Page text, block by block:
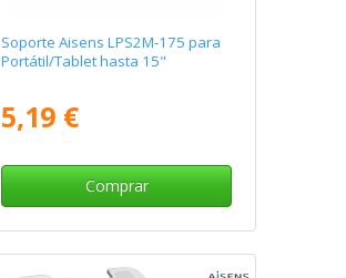
Soporte Aisens LPS2M-175 para
Portátil/Tablet hasta 15"
5,19 €
Comprar